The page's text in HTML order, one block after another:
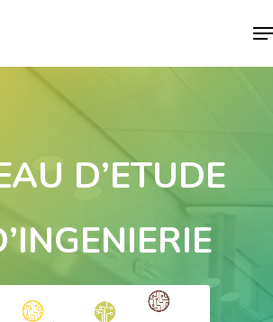
D’ETUDE